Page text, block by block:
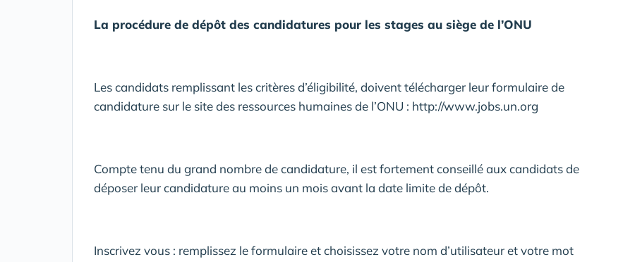
La procédure de dépôt des candidatures pour les stages au siège de l’ONU
Les candidats remplissant les critères d’éligibilité, doivent télécharger leur formulaire de
candidature sur le site des ressources humaines de l’ONU : http://www.jobs.un.org
Compte tenu du grand nombre de candidature, il est fortement conseillé aux candidats de
déposer leur candidature au moins un mois avant la date limite de dépôt.
Inscrivez vous : remplissez le formulaire et choisissez votre nom d’utilisateur et votre mot